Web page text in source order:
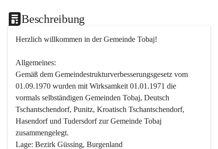
Beschreibung
Herzlich willkommen in der Gemeinde Tobaj!
Allgemeines:
Gemäß dem Gemeindestrukturverbesserungsgesetz vom
01.09.1970 wurden mit Wirksamkeit 01.01.1971 die
vormals selbständigen Gemeinden Tobaj, Deutsch
Tschantschendorf, Punitz, Kroatisch Tschantschendorf,
Hasendorf und Tudersdorf zur Gemeinde Tobaj
zusammengelegt.
Lage: Bezirk Güssing, Burgenland